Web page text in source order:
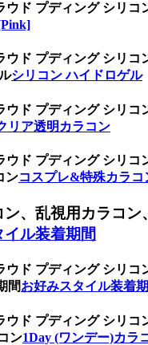
ウド プディング シリ
ウド プディング シリ
シリコン ハイドロゲル
ウド プディング シリ
リア透明カラコン
ウド プディング シリ
ンコスプレ&特殊カラコ
、乱視用カラコ
イル装着期間
ウド プディング シリ
間お好みスタイル装着
ウド プディング シリ
ン1Day (ワンデー)カラ